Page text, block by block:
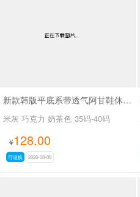
新款韩版平底系带透气阿甘鞋休闲小白鞋SA058-9
米灰 巧克力 奶茶色 35码-40码
¥128.00
可退换 2026-08-09